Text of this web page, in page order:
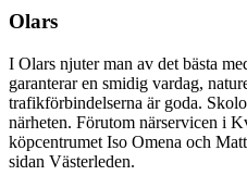
Olars
I Olars njuter man av det bästa
garanterar en smidig vardag,
trafikförbindelserna är goda.
närheten. Förutom närservicen i
köpcentrumet Iso Omena och
sidan Västerleden.